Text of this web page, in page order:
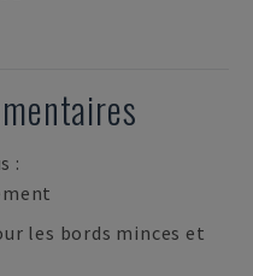
:
les bords minces et